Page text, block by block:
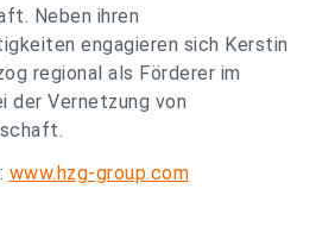
Neben ihren
engagieren sich Kerstin
regional als Förderer im
der Vernetzung von
www.hzg-group.com